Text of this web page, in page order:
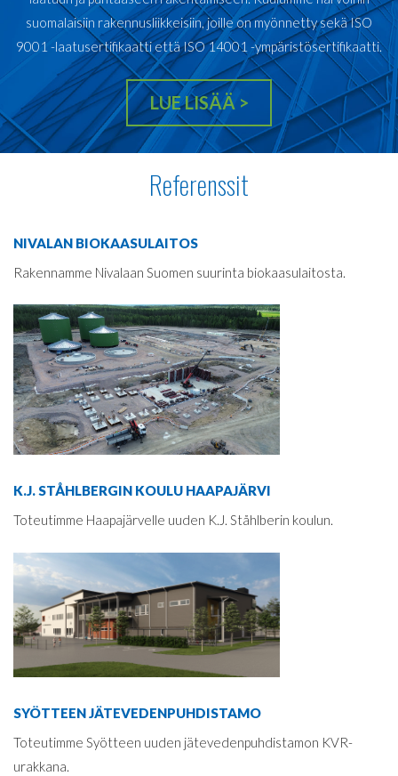
suomalaisiin rakennusliikkeisiin, joille on myönnetty sekä ISO
9001 -laatusertifikaatti että ISO 14001 -ympäristösertifikaatti.
LUE LISÄÄ >
Referenssit
NIVALAN BIOKAASULAITOS
Rakennamme Nivalaan Suomen suurinta biokaasulaitosta.
K.J. STÅHLBERGIN KOULU HAAPAJÄRVI
Toteutimme Haapajärvelle uuden K.J. Ståhlberin koulun.
SYÖTTEEN JÄTEVEDENPUHDISTAMO
Toteutimme Syötteen uuden jätevedenpuhdistamon KVR-
urakkana.